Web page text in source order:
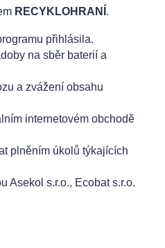
RECYKLOHRANÍ .
přihlásila.
na sběr baterií a
a zvážení obsahu
internetovém obchodě
plněním úkolů týkajících
Asekol s.r.o., Ecobat s.r.o.